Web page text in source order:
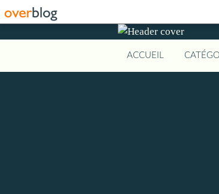
ACCUEIL